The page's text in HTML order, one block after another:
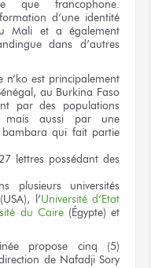
que francophone.
d’une identité
Mali et a également
dans d’autres
n’ko est principalement
au Burkina Faso
par des populations
mais aussi par une
qui fait partie
lettres possédant des
plusieurs universités
l’Université d’Etat
du Caire(Égypte) et
propose cinq (5)
de Nafadji Sory